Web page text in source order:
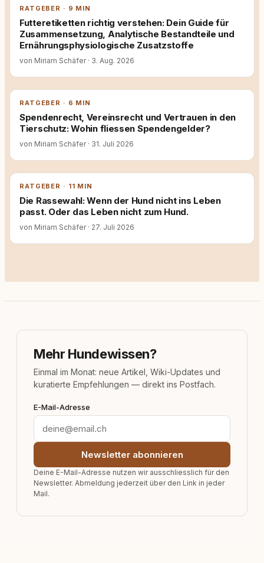
RATGEBER · 9 MIN
Futteretiketten richtig verstehen: Dein Guide für
Zusammensetzung, Analytische Bestandteile und
Ernährungsphysiologische Zusatzstoffe
von Miriam Schäfer · 3. Aug. 2026
RATGEBER · 6 MIN
Spendenrecht, Vereinsrecht und Vertrauen in den
Tierschutz: Wohin fliessen Spendengelder?
von Miriam Schäfer · 31. Juli 2026
RATGEBER · 11 MIN
Die Rassewahl: Wenn der Hund nicht ins Leben
passt. Oder das Leben nicht zum Hund.
von Miriam Schäfer · 27. Juli 2026
Mehr Hundewissen?
Einmal im Monat: neue Artikel, Wiki-Updates und
kuratierte Empfehlungen — direkt ins Postfach.
E-Mail-Adresse
Newsletter abonnieren
Deine E-Mail-Adresse nutzen wir ausschliesslich für den
Newsletter. Abmeldung jederzeit über den Link in jeder
Mail.